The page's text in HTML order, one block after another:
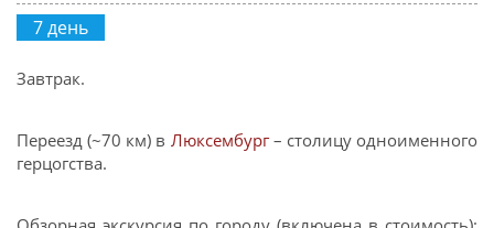
7 день
Завтрак.
Переезд (~70 км) в Люксембург– столицу одноименного
герцогства.